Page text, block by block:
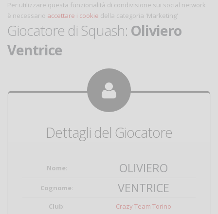
Per utilizzare questa funzionalità di condivisione sui social network
è necessario accettare i cookie della categoria 'Marketing'
Giocatore di Squash: Oliviero
Ventrice
Dettagli del Giocatore
Nome: OLIVIERO
Cognome: VENTRICE
Club: Crazy Team Torino